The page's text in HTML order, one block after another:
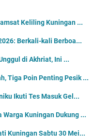
Keliling Kuningan ...
Berkali-kali Berboa...
di Akhriat, Ini ...
Tiga Poin Penting Pesik ...
Ikuti Tes Masuk Gel...
Kuningan Dukung ...
Kuningan Sabtu 30 Mei...